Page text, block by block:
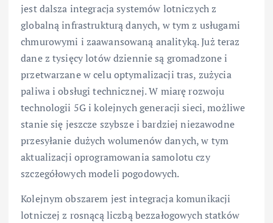
jest dalsza integracja systemów lotniczych z
globalną infrastrukturą danych, w tym z usługami
chmurowymi i zaawansowaną analityką. Już teraz
dane z tysięcy lotów dziennie są gromadzone i
przetwarzane w celu optymalizacji tras, zużycia
paliwa i obsługi technicznej. W miarę rozwoju
technologii 5G i kolejnych generacji sieci, możliwe
stanie się jeszcze szybsze i bardziej niezawodne
przesyłanie dużych wolumenów danych, w tym
aktualizacji oprogramowania samolotu czy
szczegółowych modeli pogodowych.
Kolejnym obszarem jest integracja komunikacji
lotniczej z rosnącą liczbą bezzałogowych statków